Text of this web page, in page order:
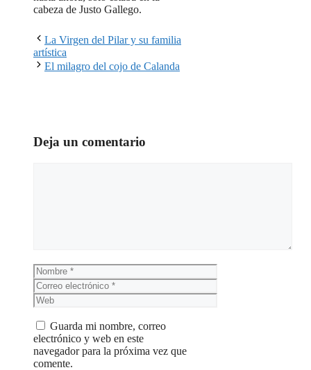
cabeza de Justo Gallego.
La Virgen del Pilar y su familia
artística
El milagro del cojo de Calanda
Deja un comentario
Nombre
Correo
electrónico
Web
Guarda mi nombre, correo
electrónico y web en este
navegador para la próxima vez que
comente.